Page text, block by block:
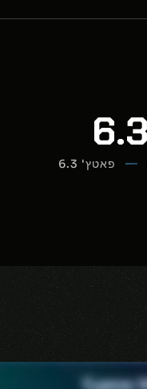
פאטץ' 6.3